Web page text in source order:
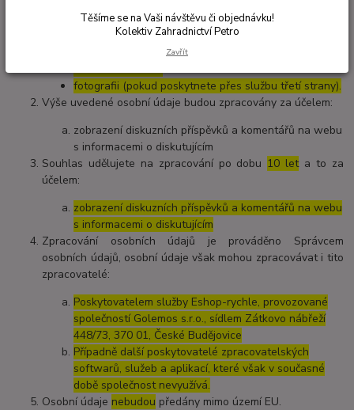
zpracovával/a následující osobní údaje:
emailovou adresu
fotografii (pokud poskytnete přes službu třetí strany).
Výše uvedené osobní údaje budou zpracovány za účelem:
zobrazení diskuzních příspěvků a komentářů na webu
s informacemi o diskutujícím
Souhlas udělujete na zpracování po dobu 10 leta to za
účelem:
zobrazení diskuzních příspěvků a komentářů na webu
s informacemi o diskutujícím
Zpracování osobních údajů je prováděno Správcem
osobních údajů, osobní údaje však mohou zpracovávat i tito
zpracovatelé:
Poskytovatelem služby Eshop-rychle, provozované
společností Golemos s.r.o., sídlem Zátkovo nábřeží
448/73, 370 01, České Budějovice
Případně další poskytovatelé zpracovatelských
softwarů, služeb a aplikací, které však v současné
době společnost nevyužívá.
Osobní údaje nebudou předány mimo území EU.
Těšíme se na Vaši návštěvu či objednávku!
Kolektiv Zahradnictví Petro
Zavřít